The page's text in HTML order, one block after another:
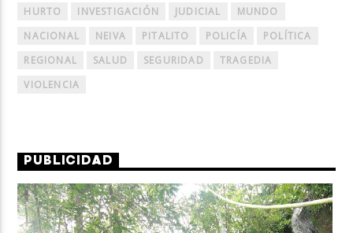
HURTO
INVESTIGACIÓN JUDICIAL
MUNDO
NACIONAL
NEIVA PITALITO POLICÍA
POLÍTICA
REGIONAL
SALUD SEGURIDAD
TRAGEDIA
VIOLENCIA
PUBLICIDAD